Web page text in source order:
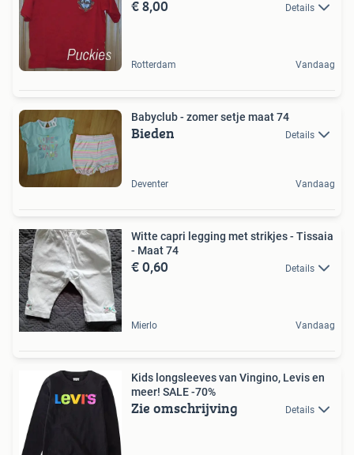
€ 8,00 Details
Rotterdam Vandaag
Babyclub - zomer setje maat 74
Bieden Details
Deventer Vandaag
Witte capri legging met strikjes - Tissaia
- Maat 74
€ 0,60 Details
Mierlo Vandaag
Kids longsleeves van Vingino, Levis en
meer! SALE -70%
Zie omschrijving Details